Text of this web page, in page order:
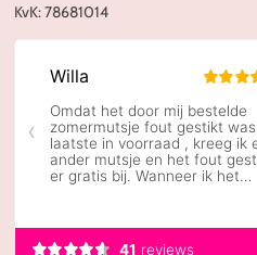
KvK:78681014